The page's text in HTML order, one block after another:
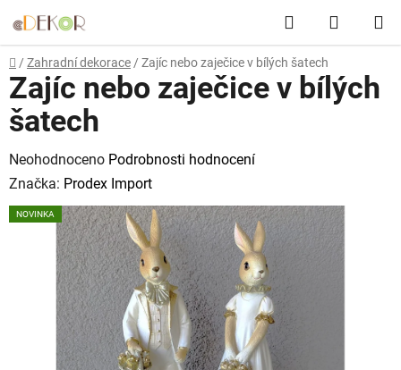
na
obsah
Hledat
KOŠÍK
Domů
/ Zahradní dekorace / Zajíc nebo zaječice v bílých šatech
Zajíc nebo zaječice v bílých
šatech
Průměrné
hodnocení
produktu
hvězdiček.
Neohodnoceno Podrobnosti hodnocení
Značka: Prodex Import
NOVINKA